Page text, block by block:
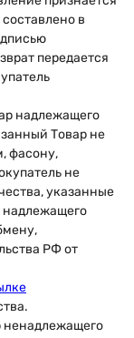
в
передается
надлежащего
Товар не
фасону,
не
указанные
надлежащего
РФ от
ненадлежащего